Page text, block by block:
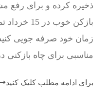
ذخیره کرده و برای رفع
بازکن خوب
زمان خود صرفه جویی
مناسبی برای چاه بازکنی در
برای ادامه مطلب کلیک کنید